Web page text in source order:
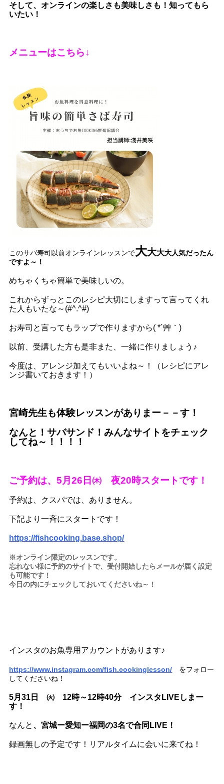
そして、オンラインの楽しさも美味しさも！知ってもら
いたい！
メニューはこちら↓
このサバ寿司以前オンラインレッスンで大大大大人気だったん
ですよ～！
めちゃくちゃ簡単で美味しいの。
これからずっとこのレシピ大切にしますって言ってくれ
た人もいたな～(#^.^#)
お寿司と言ってもラップで作りますから( *´艸｀)
以前、受講した方も是非また、一緒に作りましょう♪
今度は、アレンジ加えてもいいよね～！（レシピにアレ
ンジ書いておきます！）
宮崎先生も体験レッスンがありまー－－す！
なんと！サバサンド！みんなサイトをチェック
してね～！！！！
ご予約は、5月26日㈭ 夜20時スタートです！
予約は、クスパでは、ありません。
下記より一斉にスタートです！
https://fishcooking.base.shop/
※オンライン限定のレッスンです。
忘れない様に予約のサイトで、受付開始したらメールが届く設定
も可能です！
今日の内にチェックしておいてくださいね～！
インスタのお魚専用アカウントがあります♪
https://www.instagram.com/fish.cookinglesson/
をフォロー
してくださいね！
5月31日 ㈫ 12時～12時40分 インスタLIVEしまー
す！
なんと 、宮城ー愛知ー福岡の3名で合同LIVE！
録画無しの予定です！リアルタイムに会いに来てね！